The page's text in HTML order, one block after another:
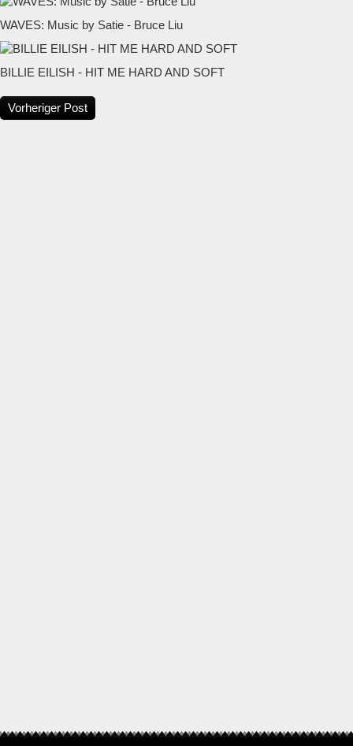
WAVES: Music by Satie - Bruce Liu
BILLIE EILISH - HIT ME HARD AND SOFT
Vorheriger Post